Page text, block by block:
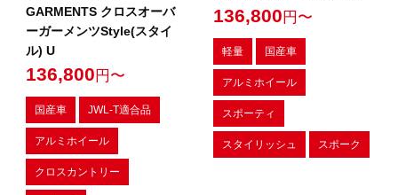
GARMENTS クロスオーバ
ーガーメンツStyle(スタイ
ル) U
136,800 円〜
国産車 JWL-T適合品
アルミホイール
クロスカントリー
136,800 円〜
軽量 国産車
アルミホイール
スポーティ
スタイリッシュ スポーク